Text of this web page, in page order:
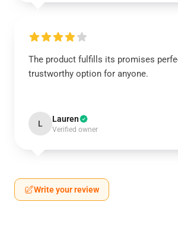
The product fulfills its promises
trustworthy option for anyone.
L Lauren
Verified owner
Write your review